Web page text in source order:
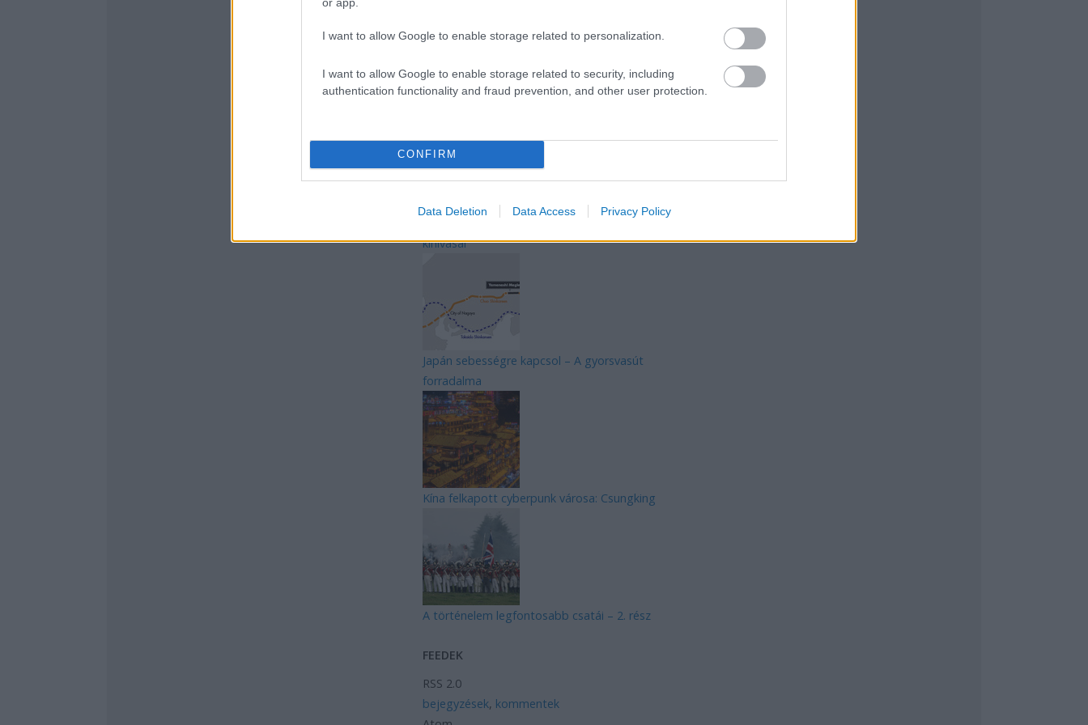
I want to allow Google to enable storage related to personalization.
I want to allow Google to enable storage related to security, including
authentication functionality and fraud prevention, and other user protection.
CONFIRM
Data Deletion Data Access Privacy Policy
Mik alakítják a gondolkodásod? Avagy a
Az egygyermekes politika és Kína gazdasági
kihívásai
Japán sebességre kapcsol – A gyorsvasút
forradalma
Kína felkapott cyberpunk városa: Csungking
A történelem legfontosabb csatái – 2. rész
FEEDEK
RSS 2.0
bejegyzések, kommentek